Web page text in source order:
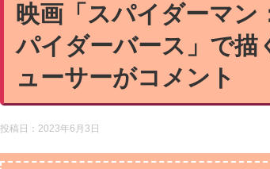
映画「スパイダーマン
パイダーバース」で描
ューサーがコメント
投稿日： 2023年6月3日